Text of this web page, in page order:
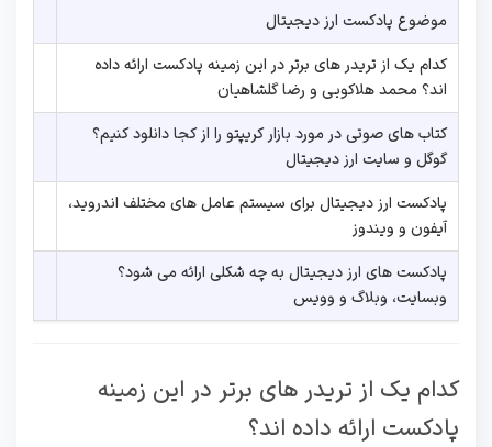
موضوع پادکست ارز دیجیتال
کدام یک از تریدر های برتر در این زمینه پادکست ارائه داده
اند؟ محمد هلاکویی و رضا گلشاهیان
کتاب های صوتی در مورد بازار کریپتو را از کجا دانلود کنیم؟
گوگل و سایت ارز دیجیتال
پادکست ارز دیجیتال برای سیستم عامل های مختلف اندروید،
آیفون و ویندوز
پادکست های ارز دیجیتال به چه شکلی ارائه می شود؟
وبسایت، وبلاگ و وویس
کدام یک از تریدر های برتر در این زمینه
پادکست ارائه داده اند؟